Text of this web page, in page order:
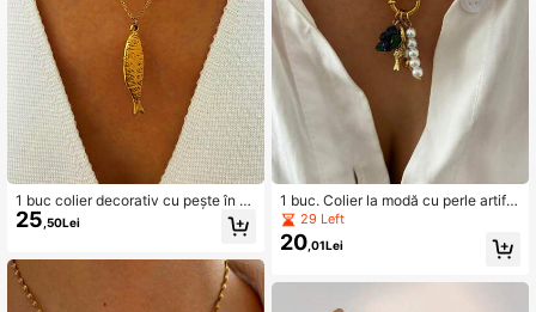
1 buc colier decorativ cu pește în sti
l boem din oțel inoxidabil, modă fran
ceză delicată din oțel inoxidabil de î
pește mic pentru femei
25 ,50Lei
1 buc. Colier la modă cu perle artific
iale și struguri pentru femei
29 Left
20 ,01Lei